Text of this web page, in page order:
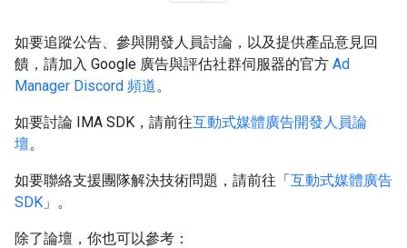
如要追蹤公告、參與開發人員討論，以及提供產品意見回
饋，請加入 Google 廣告與評估社群伺服器的官方 Ad
Manager Discord 頻道。
如要討論 IMA SDK，請前往互動式媒體廣告開發人員論
壇。
如要聯絡支援團隊解決技術問題，請前往「互動式媒體廣告
SDK 」。
除了論壇，你也可以參考：